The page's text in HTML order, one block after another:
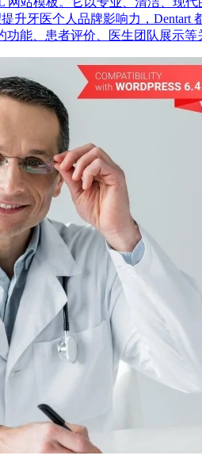
牙医个人品牌影响力，
能、患者评价、医生团队展示